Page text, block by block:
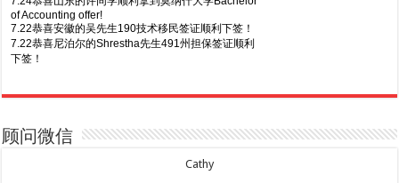
Business offer！
8.6恭喜江苏的谢先生600旅游签证顺利下签，三年多
of Accounting offer!
7.22恭喜安徽的吴先生190技术移民签证顺利下签！
7.22恭喜尼泊尔的Shrestha先生491州担保签证顺利
下签！
签！
7.15恭喜江苏的曹同学500学生签证顺利下签！
7.13恭喜广东的邓同学500学生签证顺利下签！
顾问微信
Cathy